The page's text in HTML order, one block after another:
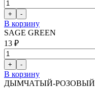
В корзину
SAGE GREEN
13 ₽
В корзину
ДЫМЧАТЫЙ-РОЗОВЫЙ